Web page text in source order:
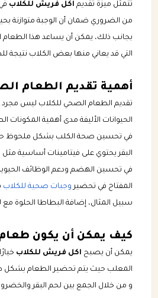
تتمثل ميزة تقديم اكل فريش للكلاب
من الضروري ضمان أن الوجبة متوازنة
بجانب ذلك، يمكن أن يساعد هذا
التي قد يعاني منها بعض الكلاب
أهمية تقديم الطعام
تقديم الطعام الصحي للكلاب ليس مجرد
الحيوانات الأليفة مدى أهمية
في تحسين صحة الكلب بشكل ملحوظ
في تحسين الهضم ودعم الوظائف
المفتاح في تحضيروجبات صحية للكلاب
سبيل المثال، إضافة البطاطا الحلوة
كيف يمكن أن يكون
يمكن أن يصبح اكل فريش للكلاب
المعلب حيث يتم تحضير الطعام بشكل
و من خلال الجمع بين لحم البقر